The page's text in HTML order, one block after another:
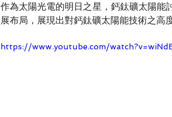
作為太陽光電的明日之星，鈣鈦礦太陽能
展布局，展現出對鈣鈦礦太陽能技術之高
https://www.youtube.com/